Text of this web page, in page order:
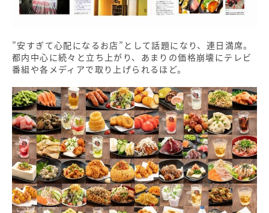
”安すぎて心配になるお店”として話題になり、連日満席。
都内中心に続々と立ち上がり、あまりの価格崩壊にテレビ
番組や各メディアで取り上げられるほど。